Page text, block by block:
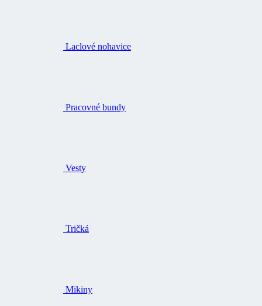
Laclové nohavice
Pracovné bundy
Vesty
Tričká
Mikiny